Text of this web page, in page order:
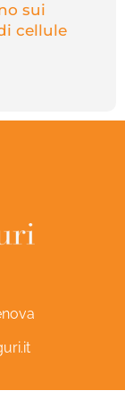
sui
cellule